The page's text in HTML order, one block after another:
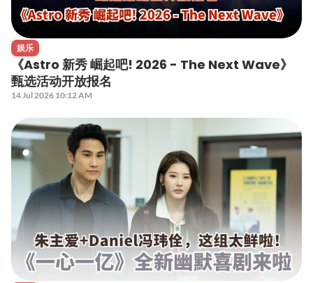
娱乐
《Astro 新秀 崛起吧! 2026 - The Next Wave》
甄选活动开放报名
14 Jul 2026 10:12 AM